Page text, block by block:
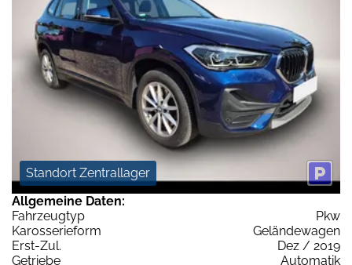
Standort Zentrallager
Allgemeine Daten:
Fahrzeugtyp
Pkw
Karosserieform
Geländewagen
Erst-Zul.
Dez / 2019
Getriebe
Automatik